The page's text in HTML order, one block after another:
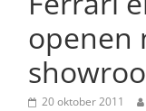
autonieuws
lifestyle
openen
20 oktober 2011